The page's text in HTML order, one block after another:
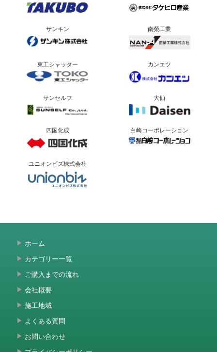
サンキン 南榮工業
東工シャッター カンエツ
サンセルフ 大仙
四国化成 白崎コーポレーション
ユニオンビズ株式会社
ホーム
カテゴリー一覧
ご購入までの流れ
会社概要
施工地域
よくある質問
お問い合わせ